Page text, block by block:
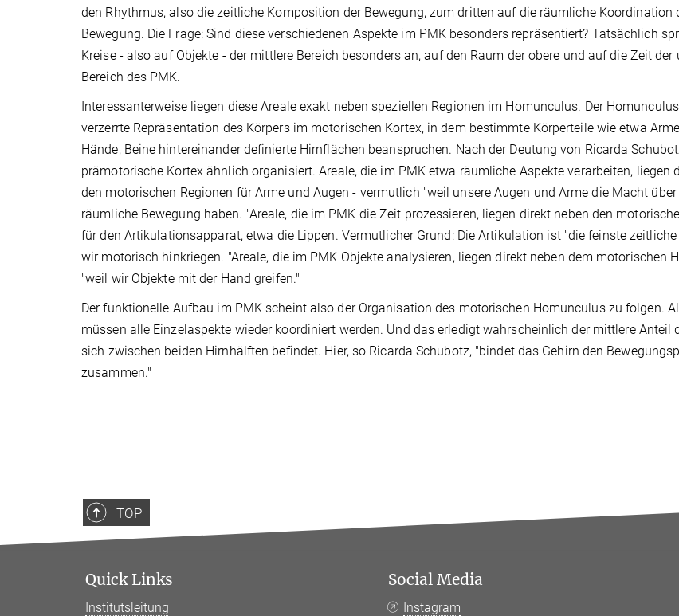
den Rhythmus, also die zeitliche Komposition der Bewegung, zum dritten auf die räumliche Koordination
Bewegung. Die Frage: Sind diese verschiedenen Aspekte im PMK besonders repräsentiert? Tatsächlich
Kreise - also auf Objekte - der mittlere Bereich besonders an, auf den Raum der obere und auf die Zeit der
Bereich des PMK.
Interessanterweise liegen diese Areale exakt neben speziellen Regionen im Homunculus. Der
verzerrte Repräsentation des Körpers im motorischen Kortex, in dem bestimmte Körperteile wie etwa
Hände, Beine hintereinander definierte Hirnflächen beanspruchen. Nach der Deutung von Ricarda
prämotorische Kortex ähnlich organisiert. Areale, die im PMK etwa räumliche Aspekte verarbeiten, liegen
den motorischen Regionen für Arme und Augen - vermutlich "weil unsere Augen und Arme die Macht über
räumliche Bewegung haben. "Areale, die im PMK die Zeit prozessieren, liegen direkt neben den
für den Artikulationsapparat, etwa die Lippen. Vermutlicher Grund: Die Artikulation ist "die feinste
wir motorisch hinkriegen. "Areale, die im PMK Objekte analysieren, liegen direkt neben dem motorischen
"weil wir Objekte mit der Hand greifen."
Der funktionelle Aufbau im PMK scheint also der Organisation des motorischen Homunculus zu folgen.
müssen alle Einzelaspekte wieder koordiniert werden. Und das erledigt wahrscheinlich der mittlere Anteil
sich zwischen beiden Hirnhälften befindet. Hier, so Ricarda Schubotz, "bindet das Gehirn den
zusammen."
TOP
Quick Links
Institutsleitung
Social Media
Instagram